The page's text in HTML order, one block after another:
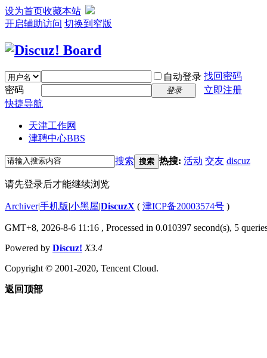
设为首页收藏本站
开启辅助访问 切换到窄版
自动登录 找回密码
密码
登录
立即注册
快捷导航
天津工作网
津聘中心BBS
搜索 搜索 热搜: 活动 交友 discuz
请先登录后才能继续浏览
Archiver|手机版|小黑屋|DiscuzX ( 津ICP备20003574号 )
GMT+8, 2026-8-6 11:16 , Processed in 0.010397 second(s), 5
Powered by Discuz! X3.4
Copyright © 2001-2020, Tencent Cloud.
返回顶部